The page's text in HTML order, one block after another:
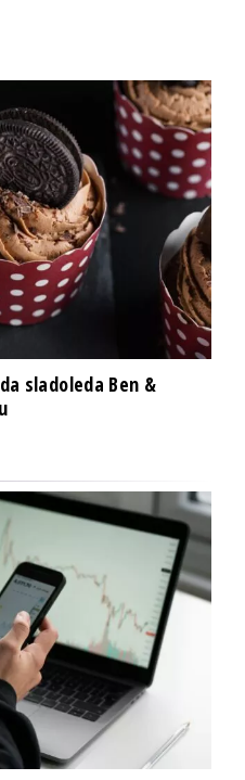
sladoleda Ben &